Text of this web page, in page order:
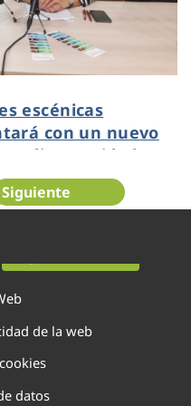
escénicas
con un nuevo
discapacidad
Siguiente
de la web
datos